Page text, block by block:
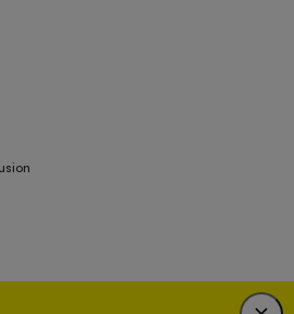
des syndicats, des producteurs et des